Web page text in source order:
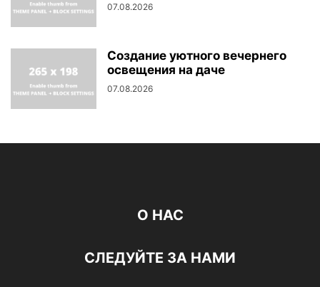
07.08.2026
Создание уютного вечернего
освещения на даче
07.08.2026
О НАС
СЛЕДУЙТЕ ЗА НАМИ